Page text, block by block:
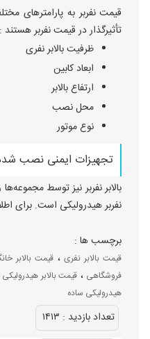
قیمت نفربر به پارامترهای
تأثیرگذار در قیمت نفربر هستند :
ظرفیت بالابر نفری
ابعاد کابین
ارتفاع بالابر
محل نصب
نوع موتور
تجهیزات ایمنی نصب شده
نفربر هیدرولیکی است. برای
برچسب ها :
قیمت بالابر نفری،قیمت بالابر
فروشگاهی ، قیمت بالابر
هیدرولیکی ساده
تعداد بازديد : ۱۴۱۳